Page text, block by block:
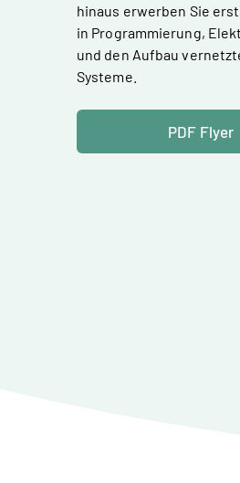
hinaus erwerben Sie
in Programmierung,
und den Aufbau
Systeme.
PDF Flyer